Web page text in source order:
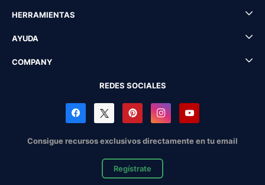
HERRAMIENTAS
AYUDA
COMPANY
REDES SOCIALES
Consigue recursos exclusivos directamente en tu email
Regístrate